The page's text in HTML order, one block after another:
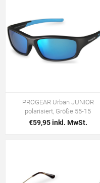
PROGEAR Urban JUNIOR
polarisiert, Größe 55-15
€59,95 inkl. MwSt.